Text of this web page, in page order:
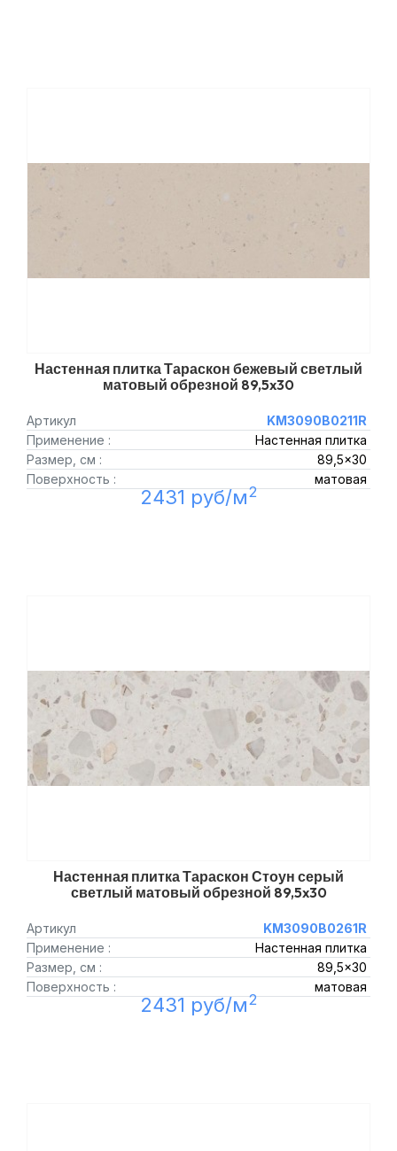
Настенная плитка Тараскон бежевый светлый
матовый обрезной 89,5x30
Артикул
KM3090B0211R
Применение :
Настенная плитка
Размер, см :
89,5x30
Поверхность :
матовая
2431 руб/м2
Настенная плитка Тараскон Стоун серый
светлый матовый обрезной 89,5x30
Артикул
KM3090B0261R
Применение :
Настенная плитка
Размер, см :
89,5x30
Поверхность :
матовая
2431 руб/м2